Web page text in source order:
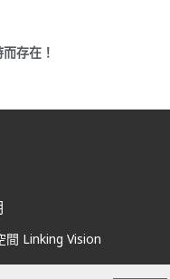
存在！
間 Linking Vision